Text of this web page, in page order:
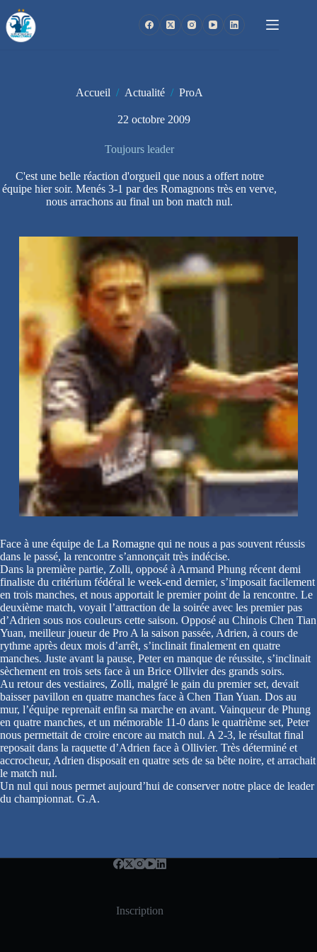
au
contenu
Accueil / Actualité / ProA
22 octobre 2009
Toujours leader
C'est une belle réaction d'orgueil que nous a offert notre
équipe hier soir. Menés 3-1 par des Romagnons très en verve,
nous arrachons au final un bon match nul.
Face à une équipe de La Romagne qui ne nous a pas souvent réussis
dans le passé, la rencontre s’annonçait très indécise.
Dans la première partie, Zolli, opposé à Armand Phung récent demi
finaliste du critérium fédéral le week-end dernier, s’imposait facilement
en trois manches, et nous apportait le premier point de la rencontre. Le
deuxième match, voyait l’attraction de la soirée avec les premier pas
d’Adrien sous nos couleurs cette saison. Opposé au Chinois Chen Tian
Yuan, meilleur joueur de Pro A la saison passée, Adrien, à cours de
rythme après deux mois d’arrêt, s’inclinait finalement en quatre
manches. Juste avant la pause, Peter en manque de réussite, s’inclinait
sèchement en trois sets face à un Brice Ollivier des grands soirs.
Au retour des vestiaires, Zolli, malgré le gain du premier set, devait
baisser pavillon en quatre manches face à Chen Tian Yuan. Dos au
mur, l’équipe reprenait enfin sa marche en avant. Vainqueur de Phung
en quatre manches, et un mémorable 11-0 dans le quatrième set, Peter
nous permettait de croire encore au match nul. A 2-3, le résultat final
reposait dans la raquette d’Adrien face à Ollivier. Très déterminé et
accrocheur, Adrien disposait en quatre sets de sa bête noire, et arrachait
le match nul.
Un nul qui nous permet aujourd’hui de conserver notre place de leader
du championnat. G.A.
Inscription